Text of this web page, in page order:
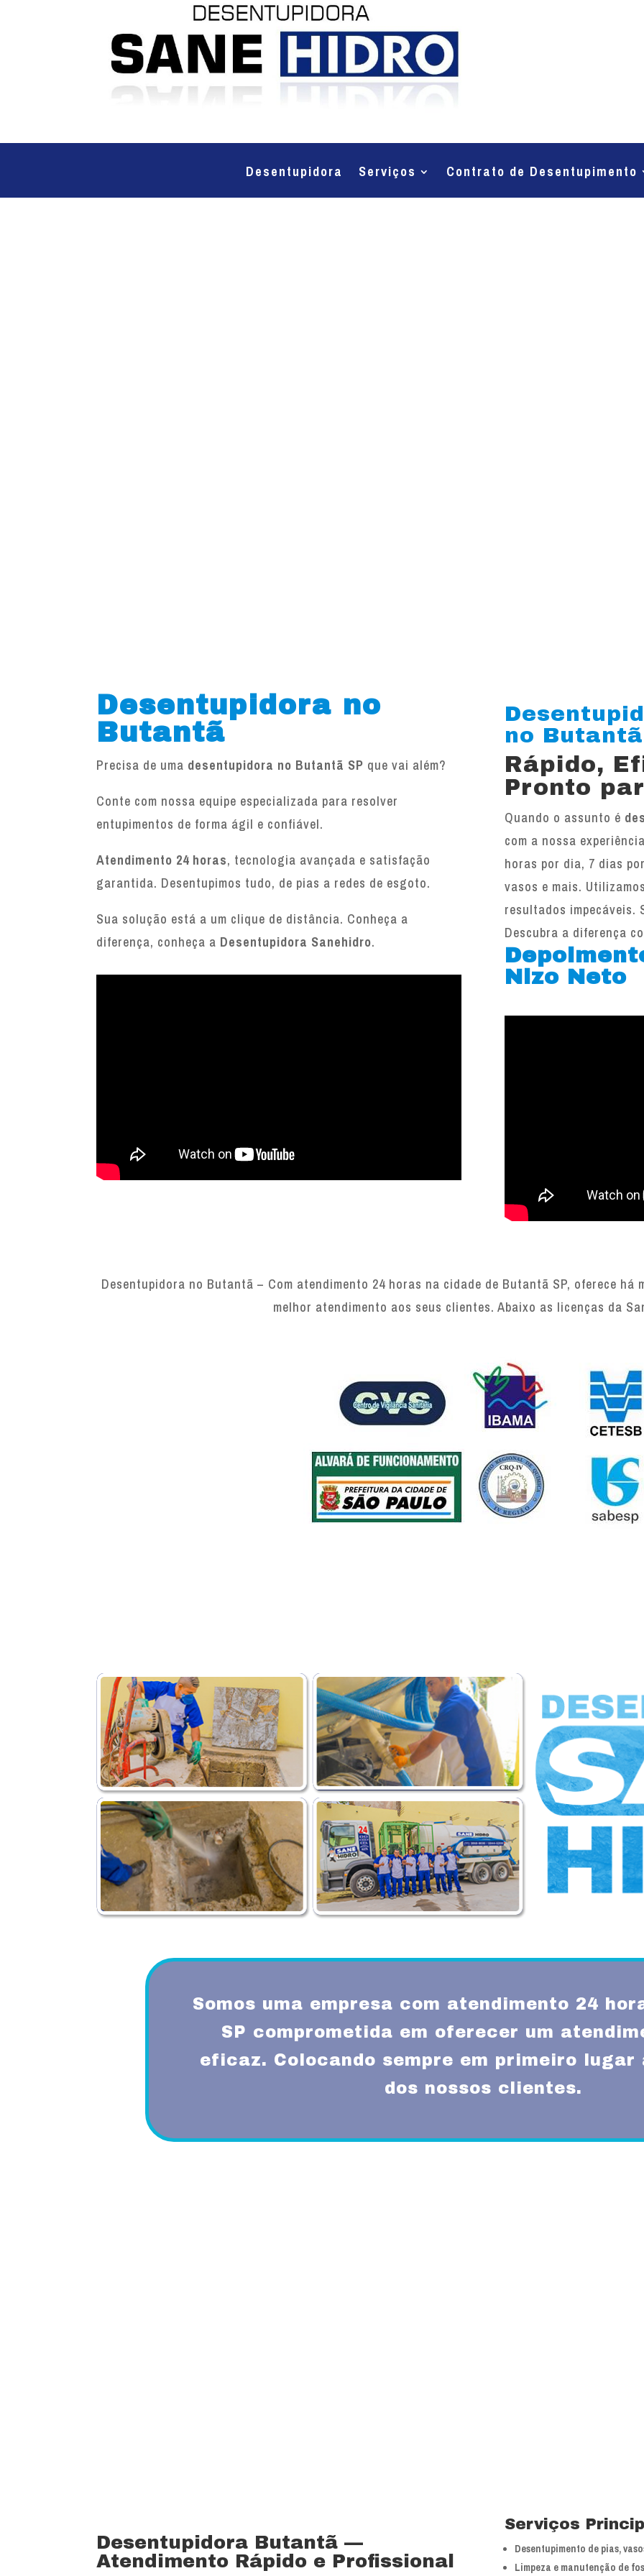
Desentupidora Serviços Contrato de Desentupimento
Desentupidora no
Butantã
Precisa de uma desentupidora no Butantã SP que vai além?
Conte com nossa equipe especializada para resolver
entupimentos de forma ágil e confiável.
Atendimento 24 horas, tecnologia avançada e satisfação
garantida. Desentupimos tudo, de pias a redes de esgoto.
Sua solução está a um clique de distância. Conheça a
diferença, conheça a Desentupidora Sanehidro.
no
Rápido,
Pronto
Quando o assunto é
com a nossa
horas por dia, 7 dias
vasos e mais.
resultados impecáveis.
Descubra a diferença
Nizo Neto
Desentupidora no Butantã – Com atendimento 24 horas na cidade de Butantã SP, oferece há
melhor atendimento aos seus clientes. Abaixo as licenças da
Somos uma empresa com atendimento 24
SP comprometida em oferecer um
eficaz. Colocando sempre em primeiro
dos nossos clientes.
Desentupidora Butantã —
Atendimento Rápido e Profissional
Serviços
Desentupimento de pias,
Limpeza e manutenção de